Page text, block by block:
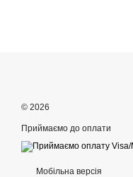
© 2026
Приймаємо до оплати
Мобільна версія